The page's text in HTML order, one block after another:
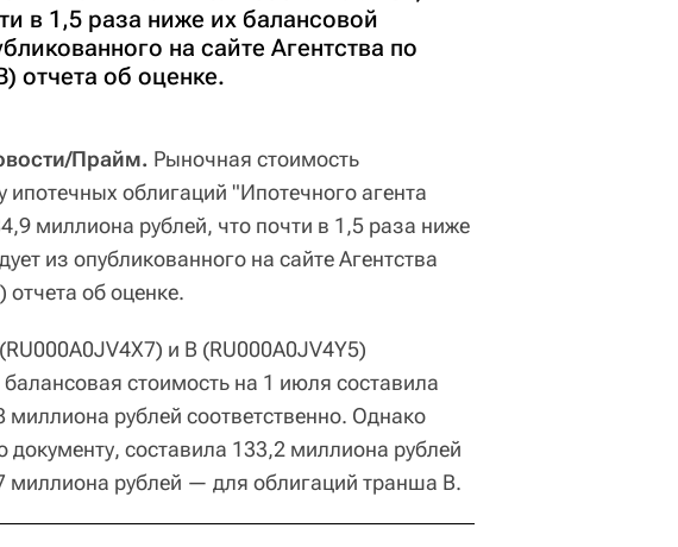
в 1,5 раза ниже их балансовой
на сайте Агентства по
отчета об оценке.
Прайм. Рыночная стоимость
облигаций "Ипотечного агента
миллиона рублей, что почти в 1,5 раза ниже
из опубликованного на сайте Агентства
об оценке.
и В (RU000A0JV4Y5)
стоимость на 1 июля составила
рублей соответственно. Однако
документу, составила 133,2 миллиона рублей
миллиона рублей — для облигаций транша В.